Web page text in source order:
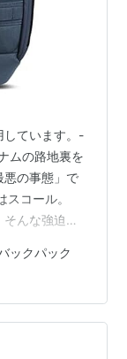
しています。-
ムの路地裏を
悪の事態」で
コール。
んな強迫観
ースの代名
（イージ
ではありませ
度もブラウザ
くほどに、
ックパック